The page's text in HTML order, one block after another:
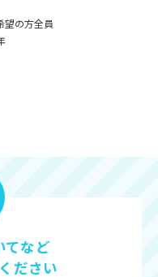
望の方全員
てなど
ださい